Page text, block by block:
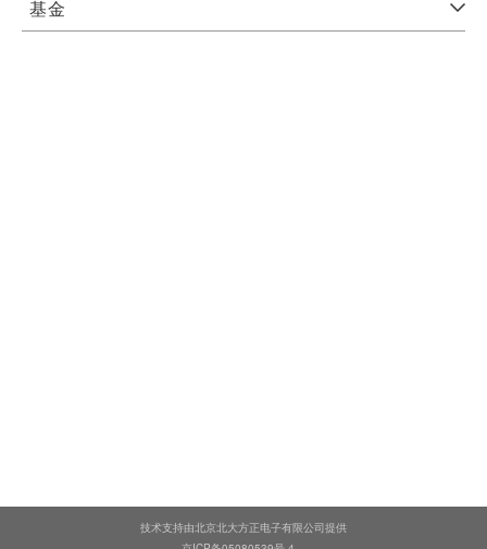
基金
技术支持由北京北大方正电子有限公司提供